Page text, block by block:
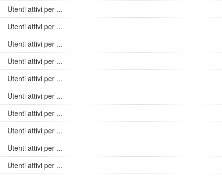
Utenti attivi per ...
Utenti attivi per ...
Utenti attivi per ...
Utenti attivi per ...
Utenti attivi per ...
Utenti attivi per ...
Utenti attivi per ...
Utenti attivi per ...
Utenti attivi per ...
Utenti attivi per ...